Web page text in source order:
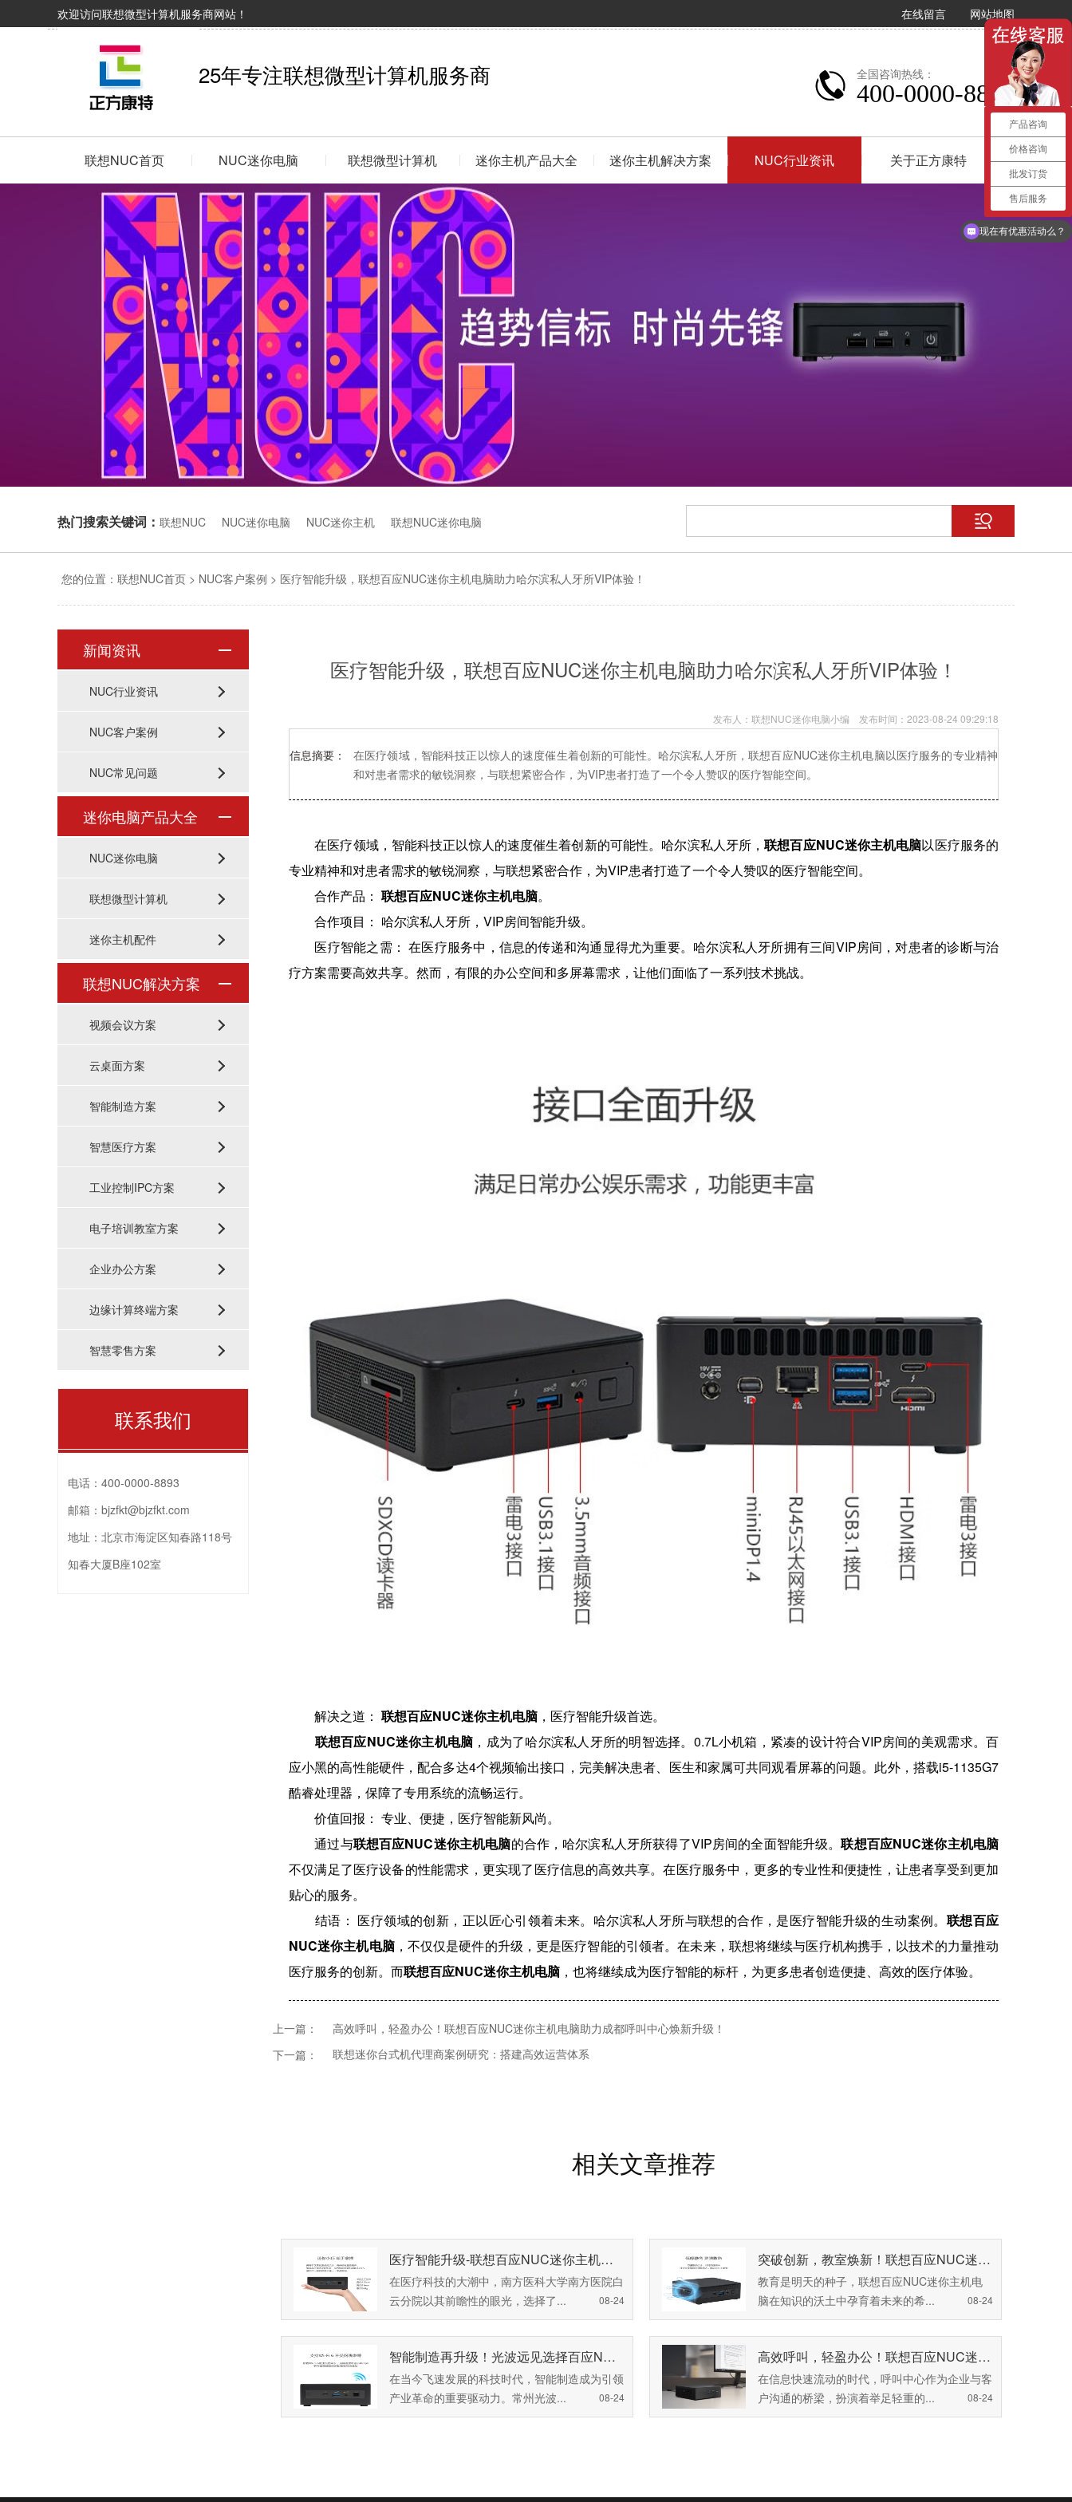
欢迎访问联想微型计算机服务商网站！ 网站地图
在线留言
25年专注联想微型计算机服务商 全国咨询热线：
400-0000-8893
联想NUC首页 NUC迷你电脑 联想微型计算机 迷你主机产品大全 迷你主机解决方案 NUC行业资讯 关于正方康特
热门搜索关键词： 联想NUC NUC迷你电脑 NUC迷你主机 联想NUC迷你电脑
您的位置： 联想NUC首页 > NUC客户案例 > 医疗智能升级，联想百应NUC迷你主机电脑助力哈尔滨私人牙所VIP体验！
医疗智能升级，联想百应NUC迷你主机电脑助力哈尔滨私人牙所VIP体验！
发布人： 联想NUC迷你电脑小编 发布时间： 2023-08-24 09:29:18
信息摘要：
在医疗领域，智能科技正以惊人的速度催生着创新的可能性。哈尔滨私人牙所，联想百应NUC迷你主机电脑以医疗服务的专业精神
和对患者需求的敏锐洞察，与联想紧密合作，为VIP患者打造了一个令人赞叹的医疗智能空间。
在医疗领域，智能科技正以惊人的速度催生着创新的可能性。哈尔滨私人牙所，联想百应NUC迷你主机电脑以医疗服务的
专业精神和对患者需求的敏锐洞察，与联想紧密合作，为VIP患者打造了一个令人赞叹的医疗智能空间。
合作产品： 联想百应NUC迷你主机电脑。
合作项目： 哈尔滨私人牙所，VIP房间智能升级。
医疗智能之需： 在医疗服务中，信息的传递和沟通显得尤为重要。哈尔滨私人牙所拥有三间VIP房间，对患者的诊断与治
疗方案需要高效共享。然而，有限的办公空间和多屏幕需求，让他们面临了一系列技术挑战。
解决之道： 联想百应NUC迷你主机电脑 ，医疗智能升级首选。
联想百应NUC迷你主机电脑 ，成为了哈尔滨私人牙所的明智选择。0.7L小机箱，紧凑的设计符合VIP房间的美观需求。百
应小黑的高性能硬件，配合多达4个视频输出接口，完美解决患者、医生和家属可共同观看屏幕的问题。此外，搭载i5-1135G7
酷睿处理器，保障了专用系统的流畅运行。
价值回报： 专业、便捷，医疗智能新风尚。
通过与联想百应NUC迷你主机电脑的合作，哈尔滨私人牙所获得了VIP房间的全面智能升级。联想百应NUC迷你主机电脑
不仅满足了医疗设备的性能需求，更实现了医疗信息的高效共享。在医疗服务中，更多的专业性和便捷性，让患者享受到更加
贴心的服务。
结语： 医疗领域的创新，正以匠心引领着未来。哈尔滨私人牙所与联想的合作，是医疗智能升级的生动案例。 联想百应
NUC迷你主机电脑，不仅仅是硬件的升级，更是医疗智能的引领者。在未来，联想将继续与医疗机构携手，以技术的力量推动
医疗服务的创新。而联想百应NUC迷你主机电脑 ，也将继续成为医疗智能的标杆，为更多患者创造便捷、高效的医疗体验。
上一篇：
高效呼叫，轻盈办公！联想百应NUC迷你主机电脑助力成都呼叫中心焕新升级！
下一篇：
联想迷你台式机代理商案例研究：搭建高效运营体系
相关文章推荐
医疗智能升级-联想百应NUC迷你主机电脑助力南方医院白云分院实现高效医疗
在医疗科技的大潮中，南方医科大学南方医院白
云分院以其前瞻性的眼光，选择了...
08-24
突破创新，教室焕新！联想百应NUC迷你主机电脑助力南和区职教中心电子教室升级！
教育是明天的种子，联想百应NUC迷你主机电
脑在知识的沃土中孕育着未来的希...
08-24
智能制造再升级！光波远见选择百应NUC迷你主机电脑助力生产线机械控制！
在当今飞速发展的科技时代，智能制造成为引领
产业革命的重要驱动力。常州光波...
08-24
高效呼叫，轻盈办公！联想百应NUC迷你主机电脑助力成都呼叫中心焕新升级！
在信息快速流动的时代，呼叫中心作为企业与客
户沟通的桥梁，扮演着举足轻重的...
08-24
新闻资讯
NUC行业资讯
NUC客户案例
NUC常见问题
迷你电脑产品大全
NUC迷你电脑
联想微型计算机
迷你主机配件
联想NUC解决方案
视频会议方案
云桌面方案
智能制造方案
智慧医疗方案
工业控制IPC方案
电子培训教室方案
企业办公方案
边缘计算终端方案
智慧零售方案
联系我们
电话： 400-0000-8893
邮箱： bjzfkt@bjzfkt.com
地址： 北京市海淀区知春路118号
知春大厦B座102室
产品咨询
价格咨询
批发订货
售后服务
现在有优惠活动么？